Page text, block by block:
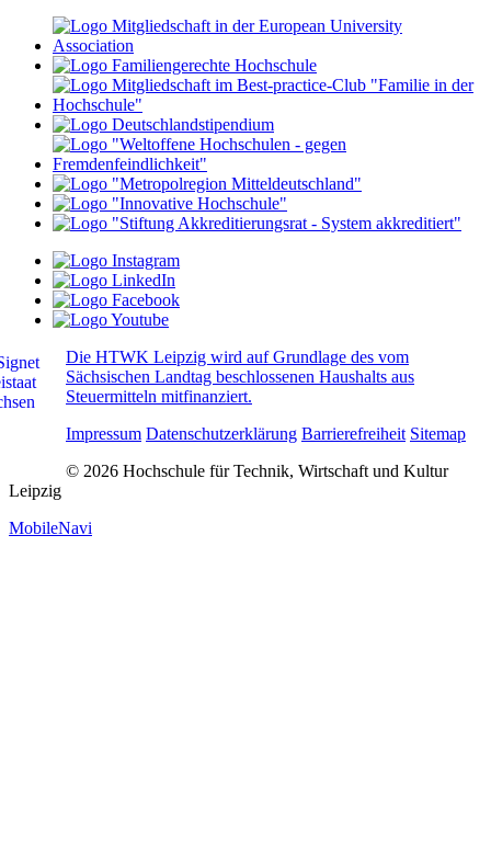
Die HTWK Leipzig wird auf Grundlage des vom
Sächsischen Landtag beschlossenen Haushalts aus
Steuermitteln mitfinanziert.
Impressum Datenschutzerklärung Barrierefreiheit Sitemap
© 2026 Hochschule für Technik, Wirtschaft und Kultur
Leipzig
MobileNavi